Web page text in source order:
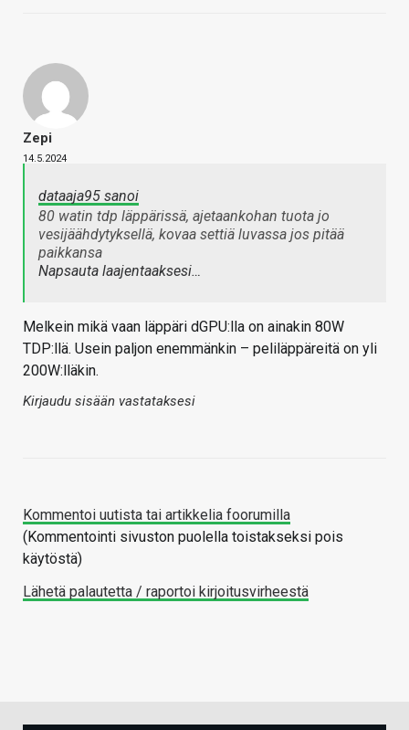
Zepi
14.5.2024
dataaja95 sanoi
80 watin tdp läppärissä, ajetaankohan tuota jo
vesijäähdytyksellä, kovaa settiä luvassa jos pitää
paikkansa
Napsauta laajentaaksesi…
Melkein mikä vaan läppäri dGPU:lla on ainakin 80W
TDP:llä. Usein paljon enemmänkin – peliläppäreitä on yli
200W:lläkin.
Kirjaudu sisään vastataksesi
Kommentoi uutista tai artikkelia foorumilla
(Kommentointi sivuston puolella toistakseksi pois
käytöstä)
Lähetä palautetta / raportoi kirjoitusvirheestä